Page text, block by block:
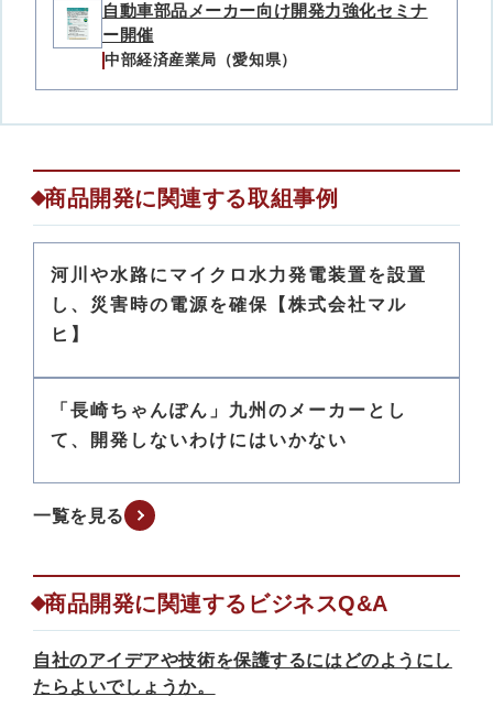
自動車部品メーカー向け開発力強化セミナ
ー開催
中部経済産業局（愛知県）
商品開発に関連する取組事例
河川や水路にマイクロ水力発電装置を設置
し、災害時の電源を確保【株式会社マル
ヒ】
「長崎ちゃんぽん」九州のメーカーとし
て、開発しないわけにはいかない
一覧を見る
商品開発に関連するビジネスQ&A
自社のアイデアや技術を保護するにはどのようにし
たらよいでしょうか。